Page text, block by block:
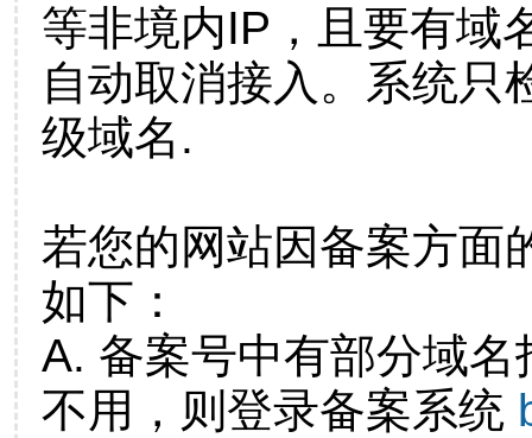
等非境内IP，且要有域
自动取消接入。系统只
级域名.
若您的网站因备案方面
如下：
A. 备案号中有部分域
不用，则登录备案系统